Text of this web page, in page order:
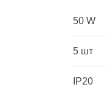
50 W
5 шт
IP20